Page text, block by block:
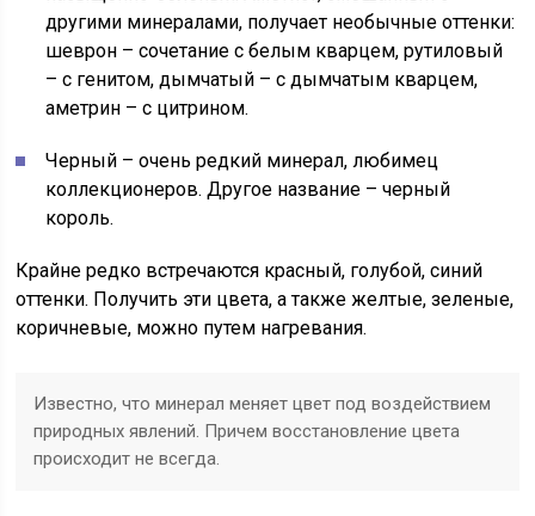
другими минералами, получает необычные оттенки:
шеврон – сочетание с белым кварцем, рутиловый
– с генитом, дымчатый – с дымчатым кварцем,
аметрин – с цитрином.
Черный – очень редкий минерал, любимец
коллекционеров. Другое название – черный
король.
Крайне редко встречаются красный, голубой, синий
оттенки. Получить эти цвета, а также желтые, зеленые,
коричневые, можно путем нагревания.
Известно, что минерал меняет цвет под воздействием
природных явлений. Причем восстановление цвета
происходит не всегда.